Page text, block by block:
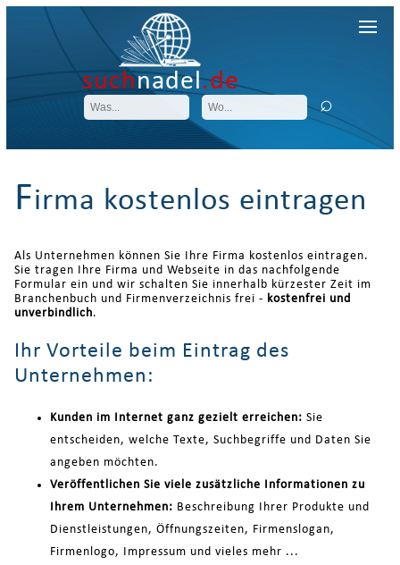
suchnadel.de
Firma kostenlos eintragen
Als Unternehmen können Sie Ihre Firma kostenlos eintragen.
Sie tragen Ihre Firma und Webseite in das nachfolgende
Formular ein und wir schalten Sie innerhalb kürzester Zeit im
Branchenbuch und Firmenverzeichnis frei - kostenfrei und
unverbindlich.
Ihr Vorteile beim Eintrag des
Unternehmen:
Kunden im Internet ganz gezielt erreichen: Sie
entscheiden, welche Texte, Suchbegriffe und Daten Sie
angeben möchten.
Veröffentlichen Sie viele zusätzliche Informationen zu
Ihrem Unternehmen: Beschreibung Ihrer Produkte und
Dienstleistungen, Öffnungszeiten, Firmenslogan,
Firmenlogo, Impressum und vieles mehr ...